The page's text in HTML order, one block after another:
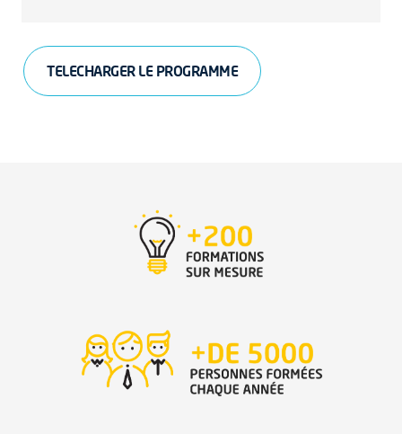
TELECHARGER LE PROGRAMME